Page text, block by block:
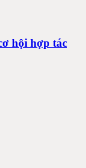
hội hợp tác